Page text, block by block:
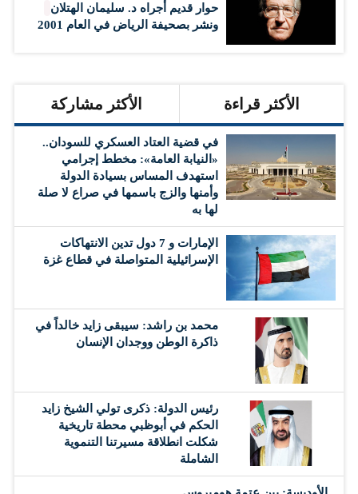
حوار قديم أجراه د. سليمان الهتلان
ونشر بصحيفة الرياض في العام 2001
الأكثر قراءة الأكثر مشاركة
في قضية العتاد العسكري للسودان..
«النيابة العامة»: مخطط إجرامي
استهدف المساس بسيادة الدولة
وأمنها والزج باسمها في صراع لا صلة
لها به
الإمارات و 7 دول تدين الانتهاكات
الإسرائيلية المتواصلة في قطاع غزة
محمد بن راشد: سيبقى زايد خالداً في
ذاكرة الوطن ووجدان الإنسان
رئيس الدولة: ذكرى تولي الشيخ زايد
الحكم في أبوظبي محطة تاريخية
شكلت انطلاقة مسيرتنا التنموية
الشاملة